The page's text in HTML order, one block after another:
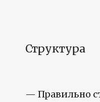
Структура
— Правильно